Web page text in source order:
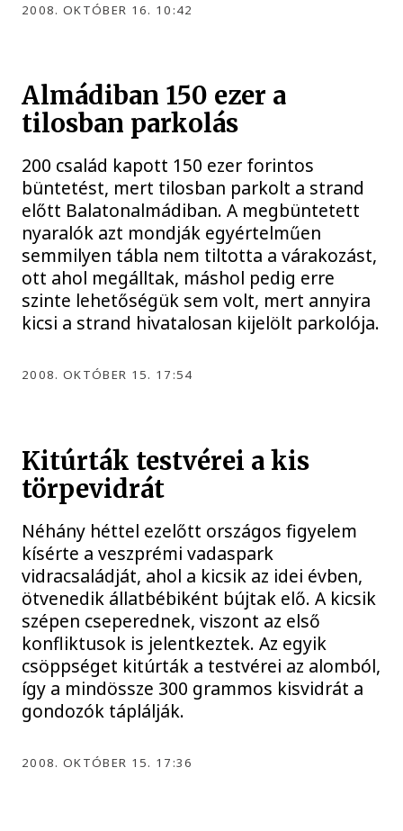
2008. OKTÓBER 16. 10:42
Almádiban 150 ezer a
tilosban parkolás
200 család kapott 150 ezer forintos
büntetést, mert tilosban parkolt a strand
előtt Balatonalmádiban. A megbüntetett
nyaralók azt mondják egyértelműen
semmilyen tábla nem tiltotta a várakozást,
ott ahol megálltak, máshol pedig erre
szinte lehetőségük sem volt, mert annyira
kicsi a strand hivatalosan kijelölt parkolója.
2008. OKTÓBER 15. 17:54
Kitúrták testvérei a kis
törpevidrát
Néhány héttel ezelőtt országos figyelem
kísérte a veszprémi vadaspark
vidracsaládját, ahol a kicsik az idei évben,
ötvenedik állatbébiként bújtak elő. A kicsik
szépen cseperednek, viszont az első
konfliktusok is jelentkeztek. Az egyik
csöppséget kitúrták a testvérei az alomból,
így a mindössze 300 grammos kisvidrát a
gondozók táplálják.
2008. OKTÓBER 15. 17:36